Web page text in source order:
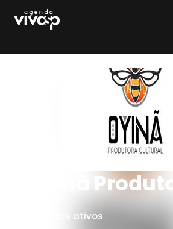
Oyinã
eventos ativos